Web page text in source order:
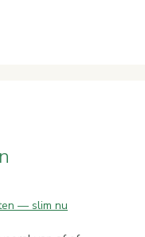
— slim nu